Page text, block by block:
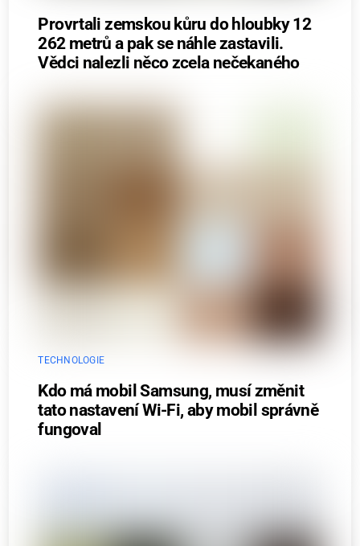
Provrtali zemskou kůru do hloubky 12
262 metrů a pak se náhle zastavili.
Vědci nalezli něco zcela nečekaného
TECHNOLOGIE
Kdo má mobil Samsung, musí změnit
tato nastavení Wi-Fi, aby mobil správně
fungoval